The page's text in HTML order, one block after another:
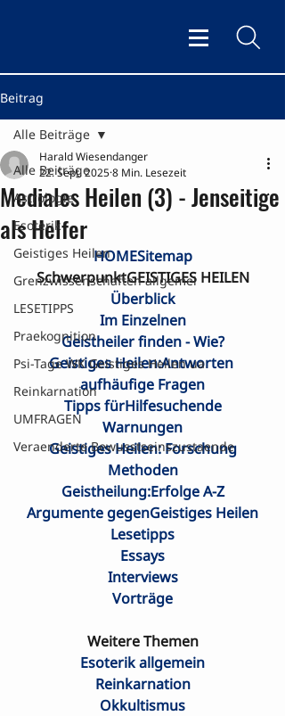
Beitrag
Alle Beiträge
Astrologie
Esoterik
Geistiges Heilen
Grenzwissenschaften allgemei
LESETIPPS
Praekognition
Psi-Tage WK Geistiges Heilen ua
Reinkarnation
UMFRAGEN
Veraenderte Bewusstseinszustaende
Alle Beiträge
Mediales Heilen (3) - Jenseitige
als Helfer
Harald Wiesendanger
22. Sept. 20258 Min. Lesezeit
HOMESitemap
SchwerpunktGEISTIGES HEILEN
Überblick
Im Einzelnen
Geistheiler finden - Wie?
Geistiges Heilen:Antworten
aufhäufige Fragen
Tipps fürHilfesuchende
Warnungen
Geistiges Heilen: Forschung
Methoden
Geistheilung:Erfolge A-Z
Argumente gegenGeistiges Heilen
Lesetipps
Essays
Interviews
Vorträge
Weitere Themen
Esoterik allgemein
Reinkarnation
Okkultismus